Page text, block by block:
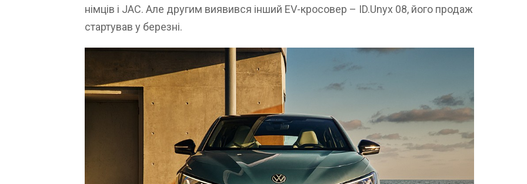
німців і JAC. Але другим виявився інший EV-кросовер – ID.Unyx 08, його продаж
стартував у березні.